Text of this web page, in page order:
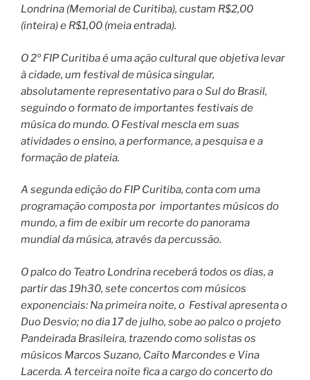
Londrina (Memorial de Curitiba), custam R$2,00
(inteira) e R$1,00 (meia entrada).
O 2º FIP Curitiba é uma ação cultural que objetiva levar
à cidade, um festival de música singular,
absolutamente representativo para o Sul do Brasil,
seguindo o formato de importantes festivais de
música do mundo. O Festival mescla em suas
atividades o ensino, a performance, a pesquisa e a
formação de plateia.
A segunda edição do FIP Curitiba, conta com uma
programação composta por importantes músicos do
mundo, a fim de exibir um recorte do panorama
mundial da música, através da percussão.
O palco do Teatro Londrina receberá todos os dias, a
partir das 19h30, sete concertos com músicos
exponenciais: Na primeira noite, o Festival apresenta o
Duo Desvio; no dia 17 de julho, sobe ao palco o projeto
Pandeirada Brasileira, trazendo como solistas os
músicos Marcos Suzano, Caíto Marcondes e Vina
Lacerda. A terceira noite fica a cargo do concerto do